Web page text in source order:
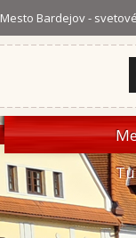
Mesto Bardejov -